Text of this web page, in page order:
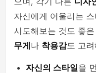
자신에게 어울리는
시도해보는 것도 좋
무게 나 착용감도 고
자신의 스타일을